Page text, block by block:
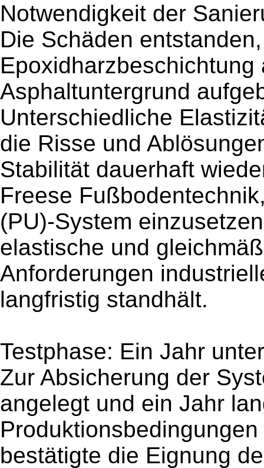
Notwendigkeit der
Die Schäden
Asphaltuntergrund
Unterschiedliche
die Risse und
Stabilität dauerhaft
Freese
(PU)-System
elastische und
Anforderungen
langfristig standhält.
Testphase: Ein Jahr
Zur Absicherung der
angelegt und ein Jahr
bestätigte die Eignung